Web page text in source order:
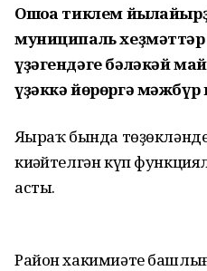
Ошоға тиклем
муниципаль
үҙәгендәге бәләкәй
үҙәккә йөрөргә мәжбүр
Яңыраҡ бында
киңәйтелгән күп
асты.
Район хакимиәте